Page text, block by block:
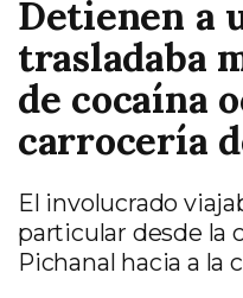
Nación
Detienen a
trasladaba
de cocaína
carrocería
El involucrado
particular desde la
Pichanal hacia a la